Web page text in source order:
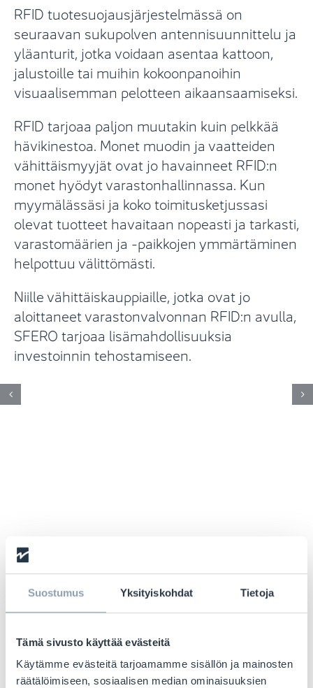
Suostumus Yksityiskohdat Tietoja
Tämä sivusto käyttää evästeitä
Käytämme evästeitä tarjoamamme sisällön ja mainosten
räätälöimiseen, sosiaalisen median ominaisuuksien
RFID tuotesuojausjärjestelmässä on
seuraavan sukupolven antennisuunnittelu ja
yläanturit, jotka voidaan asentaa kattoon,
jalustoille tai muihin kokoonpanoihin
visuaalisemman pelotteen aikaansaamiseksi.
RFID tarjoaa paljon muutakin kuin pelkkää
hävikinestoa. Monet muodin ja vaatteiden
vähittäismyyjät ovat jo havainneet RFID:n
monet hyödyt varastonhallinnassa. Kun
myymälässäsi ja koko toimitusketjussasi
olevat tuotteet havaitaan nopeasti ja tarkasti,
varastomäärien ja -paikkojen ymmärtäminen
helpottuu välittömästi.
Niille vähittäiskauppiaille, jotka ovat jo
aloittaneet varastonvalvonnan RFID:n avulla,
SFERO tarjoaa lisämahdollisuuksia
investoinnin tehostamiseen.